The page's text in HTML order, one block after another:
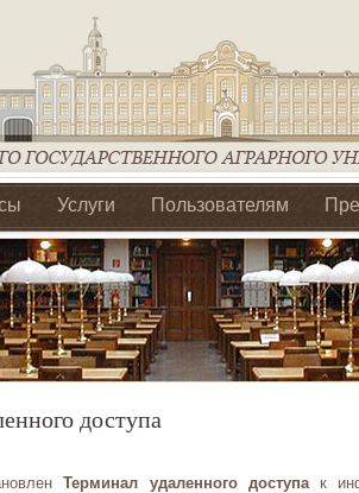
Услуги Пользователям
Агрообразование по ЦФО
доступа
Терминал удаленного доступак